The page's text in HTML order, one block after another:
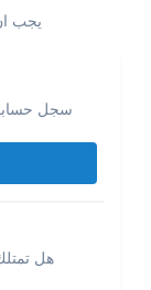
يجب
سجل حسابك
هل